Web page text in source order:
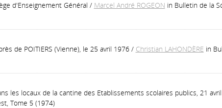
d'Enseignement Général / Marcel André ROGEON in Bulletin de la
de POITIERS (Vienne), le 25 avril 1976/ Christian LAHONDÈRE in
les locaux de la cantine des Etablissements scolaires publics, 21
Tome 5 (1974)